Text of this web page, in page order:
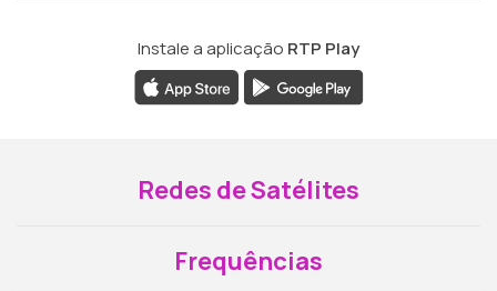
Instale a aplicação RTP Play
Redes de Satélites
Frequências